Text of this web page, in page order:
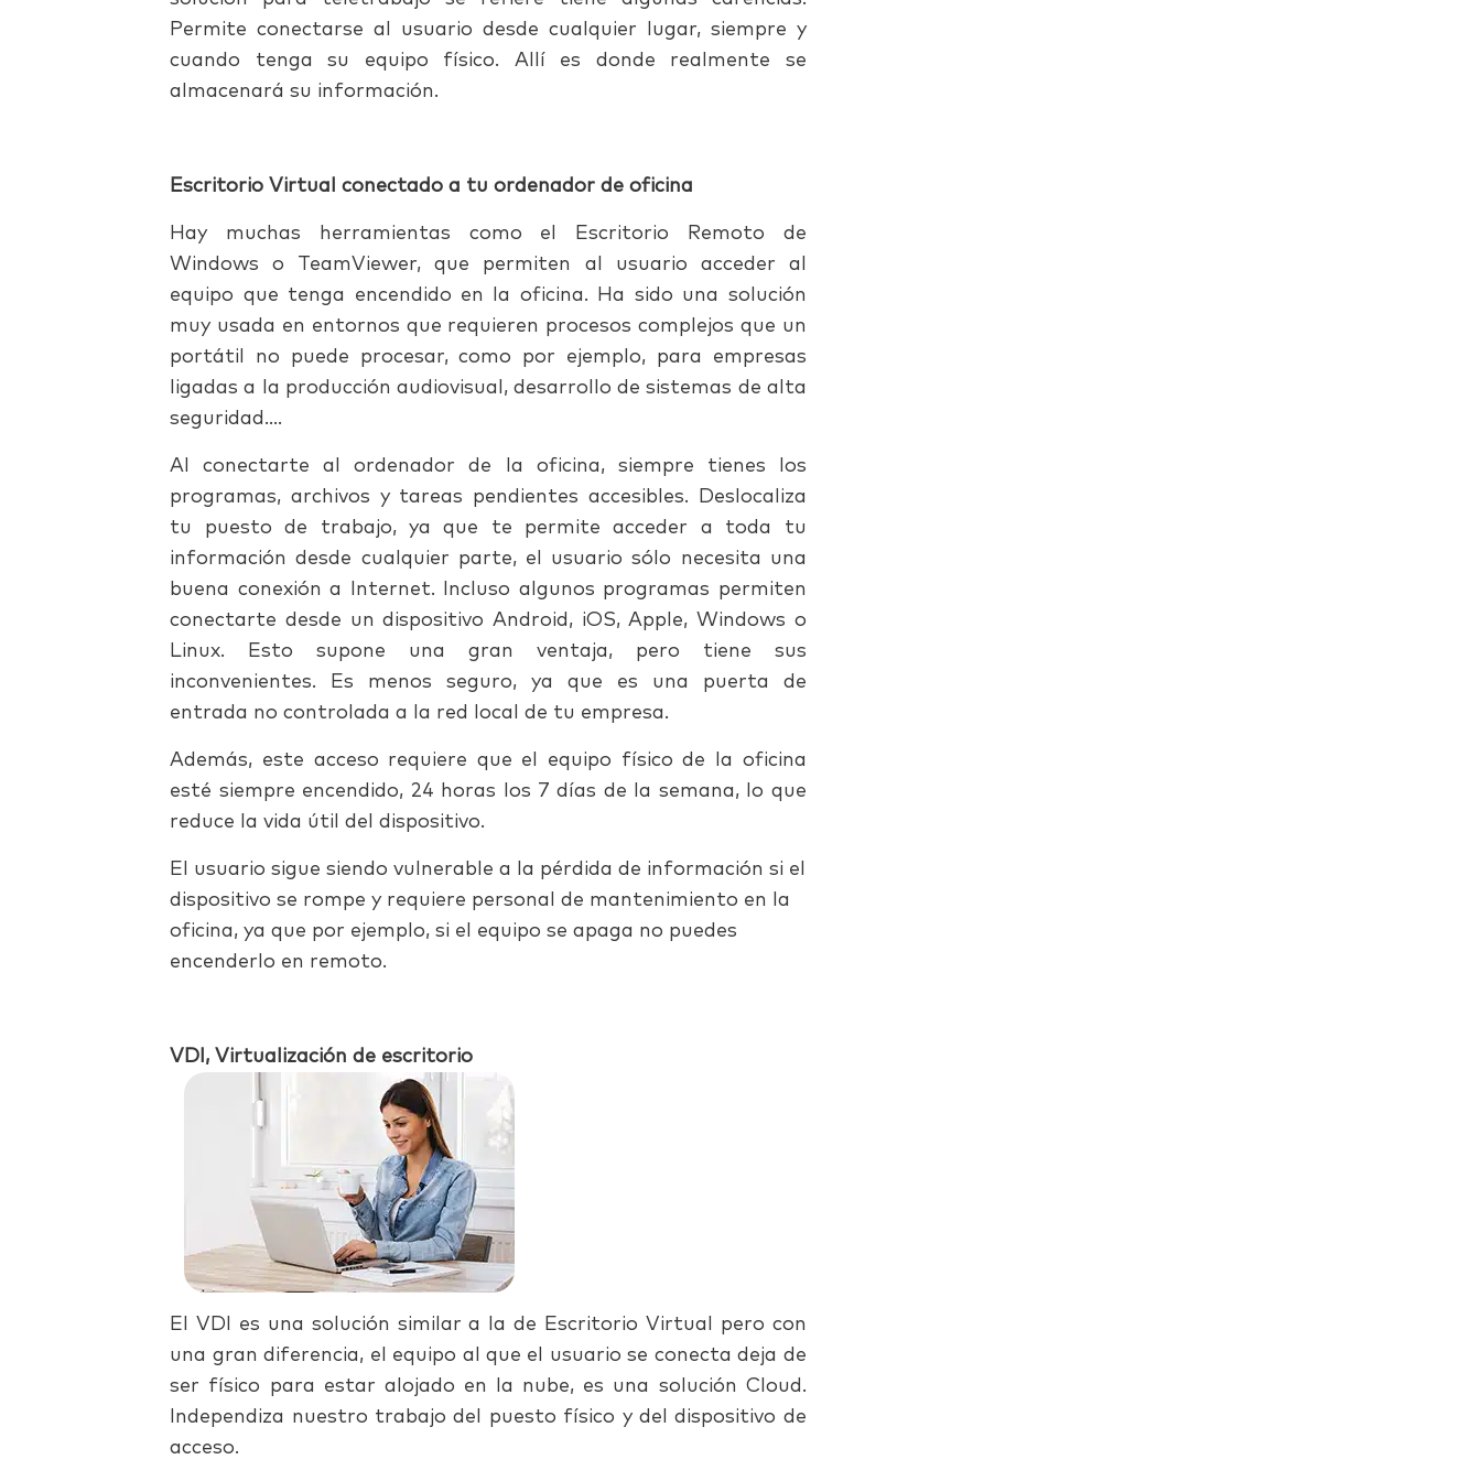
Permite conectarse al usuario desde cualquier lugar, siempre y
cuando tenga su equipo físico. Allí es donde realmente se
almacenará su información.
Escritorio Virtual conectado a tu ordenador de oficina
Hay muchas herramientas como el Escritorio Remoto de
Windows o TeamViewer, que permiten al usuario acceder al
equipo que tenga encendido en la oficina. Ha sido una solución
muy usada en entornos que requieren procesos complejos que un
portátil no puede procesar, como por ejemplo, para empresas
ligadas a la producción audiovisual, desarrollo de sistemas de alta
seguridad….
Al conectarte al ordenador de la oficina, siempre tienes los
programas, archivos y tareas pendientes accesibles. Deslocaliza
tu puesto de trabajo, ya que te permite acceder a toda tu
información desde cualquier parte, el usuario sólo
necesita una
buena conexión a Internet. Incluso algunos programas permiten
conectarte desde un dispositivo Android, iOS, Apple, Windows o
Linux. Esto supone una gran ventaja, pero tiene sus
inconvenientes. Es menos seguro, ya que es una puerta de
entrada no controlada a la red local de tu empresa.
Además, este acceso requiere que el equipo físico de la oficina
esté siempre encendido, 24 horas los 7 días de la semana, lo que
reduce la vida útil del dispositivo.
El usuario sigue siendo vulnerable a la pérdida de información si el
dispositivo se rompe y requiere personal de mantenimiento en la
oficina, ya que por ejemplo, si el equipo se apaga no puedes
encenderlo en remoto.
VDI, Virtualización de escritorio
El VDI es una solución similar a la de Escritorio Virtual pero con
una gran diferencia, el equipo al que el usuario se conecta deja de
ser físico para estar alojado en la nube, es una solución Cloud.
Independiza nuestro trabajo del puesto físico y del dispositivo de
acceso.